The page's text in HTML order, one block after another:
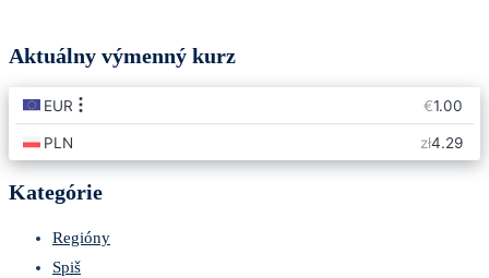
Aktuálny výmenný kurz
Kategórie
Regióny
Spiš